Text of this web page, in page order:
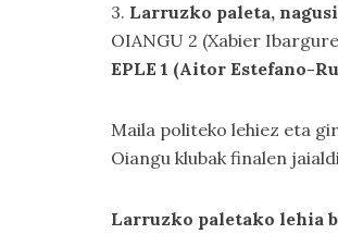
3. Larruzko paleta,
OIANGU 2 (Xabier
EPLE 1 (Aitor Estefano-
Maila politeko lehiez eta
Oiangu klubak finalen
Larruzko paletako lehia